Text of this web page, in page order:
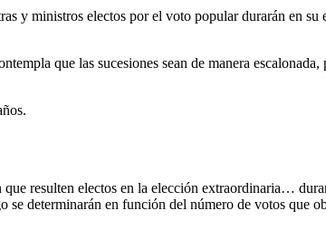
y ministros electos por el voto popular durarán en
que las sucesiones sean de manera
resulten electos en la elección extraordinaria…
determinarán en función del número de votos que